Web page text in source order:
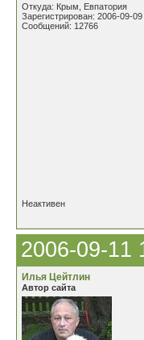
Откуда: Крым, Евпатория
Зарегистрирован: 2006-09-09
Сообщений: 12766
Неактивен
2006-09-11
Илья Цейтлин
Автор сайта